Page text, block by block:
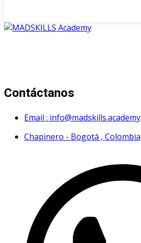
Contáctanos
Email : info@madskills.academy
Chapinero - Bogotá , Colombia